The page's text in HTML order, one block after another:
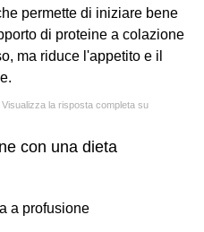
permette di iniziare bene
di proteine a colazione
ma riduce l'appetito e il
Visualizza la risposta completa su
con una dieta
a profusione